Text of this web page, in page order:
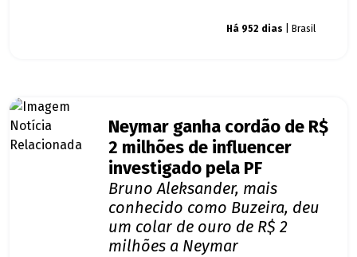
Há 952 dias | Brasil
Neymar ganha cordão de R$
2 milhões de influencer
investigado pela PF
Bruno Aleksander, mais
conhecido como Buzeira, deu
um colar de ouro de R$ 2
milhões a Neymar